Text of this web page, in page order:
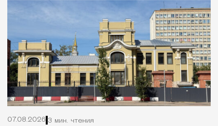
07.08.2026 3 мин. чтения